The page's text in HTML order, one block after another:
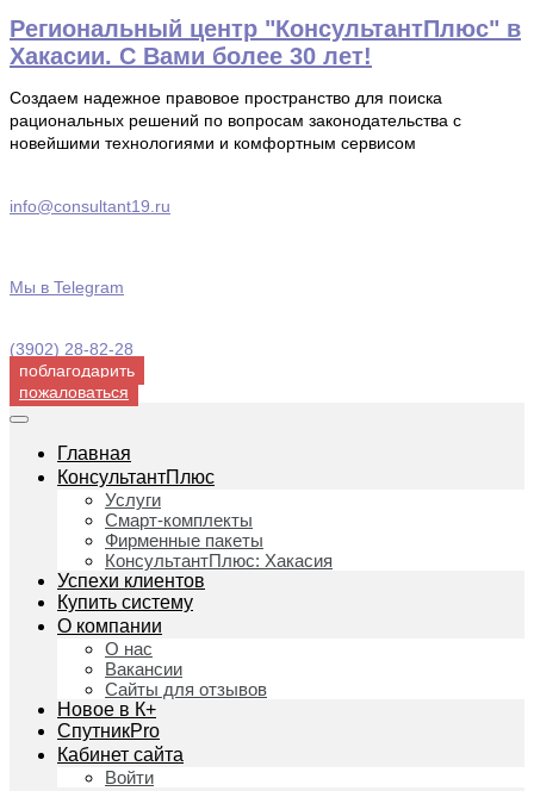
Перейти
к
содержимому
Региональный центр "КонсультантПлюс" в
Хакасии. С Вами более 30 лет!
Создаем надежное правовое пространство для поиска
рациональных решений по вопросам законодательства с
новейшими технологиями и комфортным сервисом
info@consultant19.ru
Мы в Telegram
(3902) 28-82-28
поблагодарить
пожаловаться
Главная
КонсультантПлюс
Услуги
Смарт-комплекты
Фирменные пакеты
КонсультантПлюс: Хакасия
Успехи клиентов
Купить систему
О компании
О нас
Вакансии
Сайты для отзывов
Новое в К+
СпутникPro
Кабинет сайта
Войти